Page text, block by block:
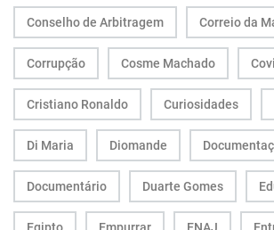
Conselho de Arbitragem Correio da
Corrupção Cosme Machado
Cristiano Ronaldo Curiosidades
Di Maria Diomande
Documentário Duarte Gomes